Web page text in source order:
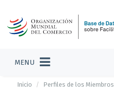
MENU
Inicio Perfiles de los Miembros